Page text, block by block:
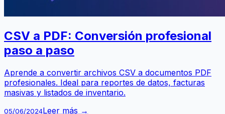
CSV a PDF: Conversión profesional
paso a paso
Aprende a convertir archivos CSV a documentos PDF
profesionales. Ideal para reportes de datos, facturas
masivas y listados de inventario.
05/06/2024Leer más →